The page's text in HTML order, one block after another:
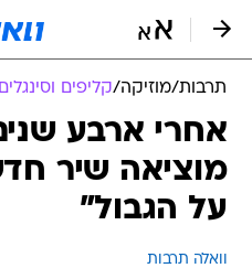
תרבות/מוזיקה/קליפים וסינגלים
אחרי ארבע
מוציאה שיר
על הגבול"
וואלה תרבות